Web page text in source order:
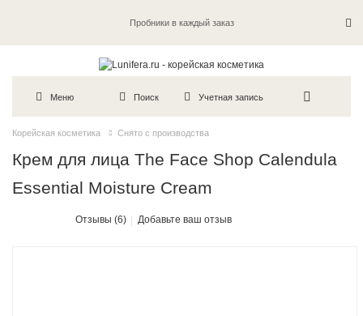
Пробники в каждый заказ
Меню Поиск Учетная запись
Корейская косметика Снято с производства
Крем для лица The Face Shop Calendula
Essential Moisture Cream
Отзывы (6) Добавьте ваш отзыв